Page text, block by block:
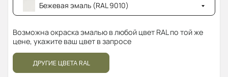
Бежевая эмаль (RAL 9010)
Возможна окраска эмалью в любой цвет RAL по той же
цене, укажите ваш цвет в запросе
ДРУГИЕ ЦВЕТА RAL